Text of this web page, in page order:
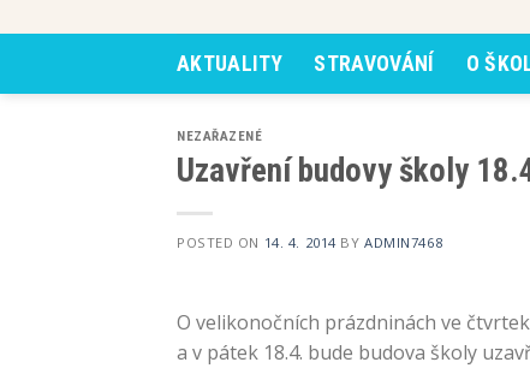
AKTUALITY STRAVOVÁNÍ O
NEZAŘAZENÉ
Uzavření budovy školy
POSTED ON 14. 4. 2014BYADMIN7468
O velikonočních prázdninách ve
a v pátek 18.4. bude budova školy